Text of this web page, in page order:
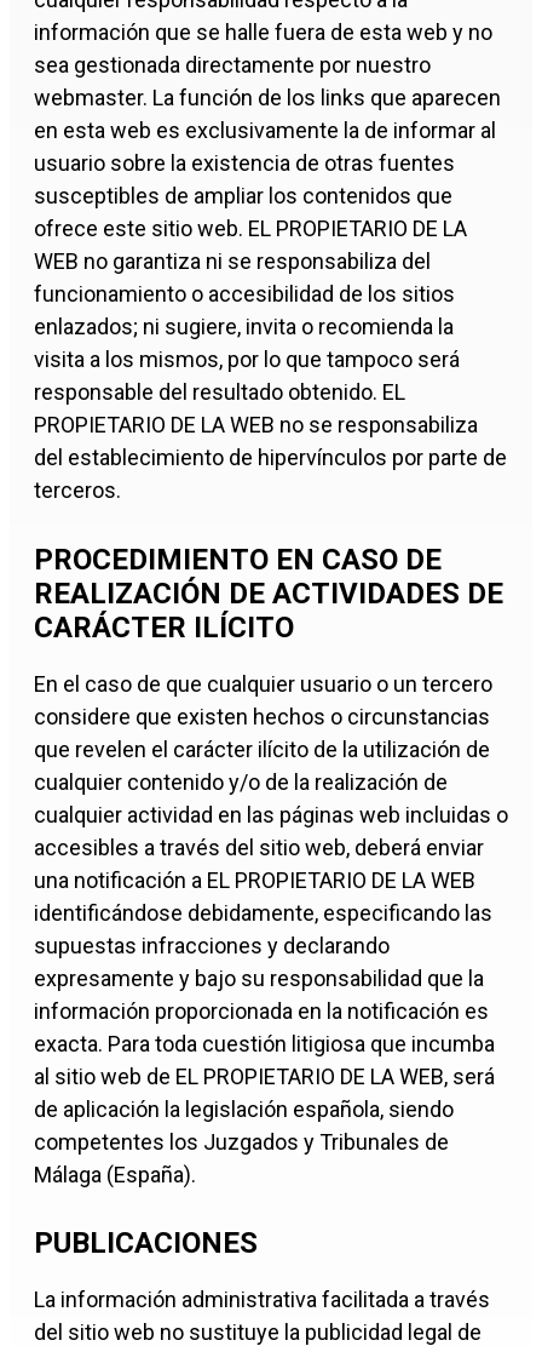
información que se halle fuera de esta web y no
sea gestionada directamente por nuestro
webmaster. La función de los links que aparecen
en esta web es exclusivamente la de informar al
usuario sobre la existencia de otras fuentes
susceptibles de ampliar los contenidos que
ofrece este sitio web. EL PROPIETARIO DE LA
WEB no garantiza ni se responsabiliza del
funcionamiento o accesibilidad de los sitios
enlazados; ni sugiere, invita o recomienda la
visita a los mismos, por lo que tampoco será
responsable del resultado obtenido. EL
PROPIETARIO DE LA WEB no se responsabiliza
del establecimiento de hipervínculos por parte de
terceros.
PROCEDIMIENTO EN CASO DE
REALIZACIÓN DE ACTIVIDADES DE
CARÁCTER ILÍCITO
En el caso de que cualquier usuario o un tercero
considere que existen hechos o circunstancias
que revelen el carácter ilícito de la utilización de
cualquier contenido y/o de la realización de
cualquier actividad en las páginas web incluidas o
accesibles a través del sitio web, deberá enviar
una notificación a EL PROPIETARIO DE LA WEB
identificándose debidamente, especificando las
supuestas infracciones y declarando
expresamente y bajo su responsabilidad que la
información proporcionada en la notificación es
exacta. Para toda cuestión litigiosa que incumba
al sitio web de EL PROPIETARIO DE LA WEB, será
de aplicación la legislación española, siendo
competentes los Juzgados y Tribunales de
Málaga (España).
PUBLICACIONES
La información administrativa facilitada a través
del sitio web no sustituye la publicidad legal de